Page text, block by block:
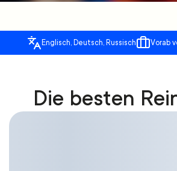
Englisch, Deutsch, Russisch Vorab
Die besten